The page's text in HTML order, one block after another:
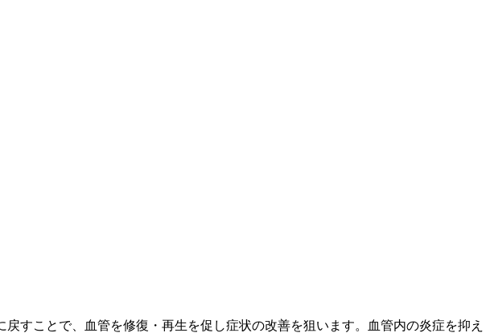
すことで、血管を修復・再生を促し症状の改善を狙います。血管内の炎症を抑え